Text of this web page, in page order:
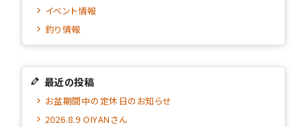
イベント情報
釣り情報
最近の投稿
お盆期間中の定休日のお知らせ
2026.8.9 OIYANさん